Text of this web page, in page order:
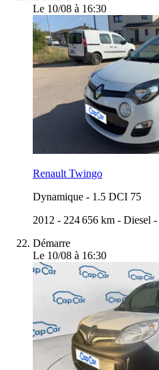
Le 10/08 à 16:30
Renault Twingo
Dynamique - 1.5 DCI 75
2012 - 224 656 km - Diesel -
Démarre
Le 10/08 à 16:30